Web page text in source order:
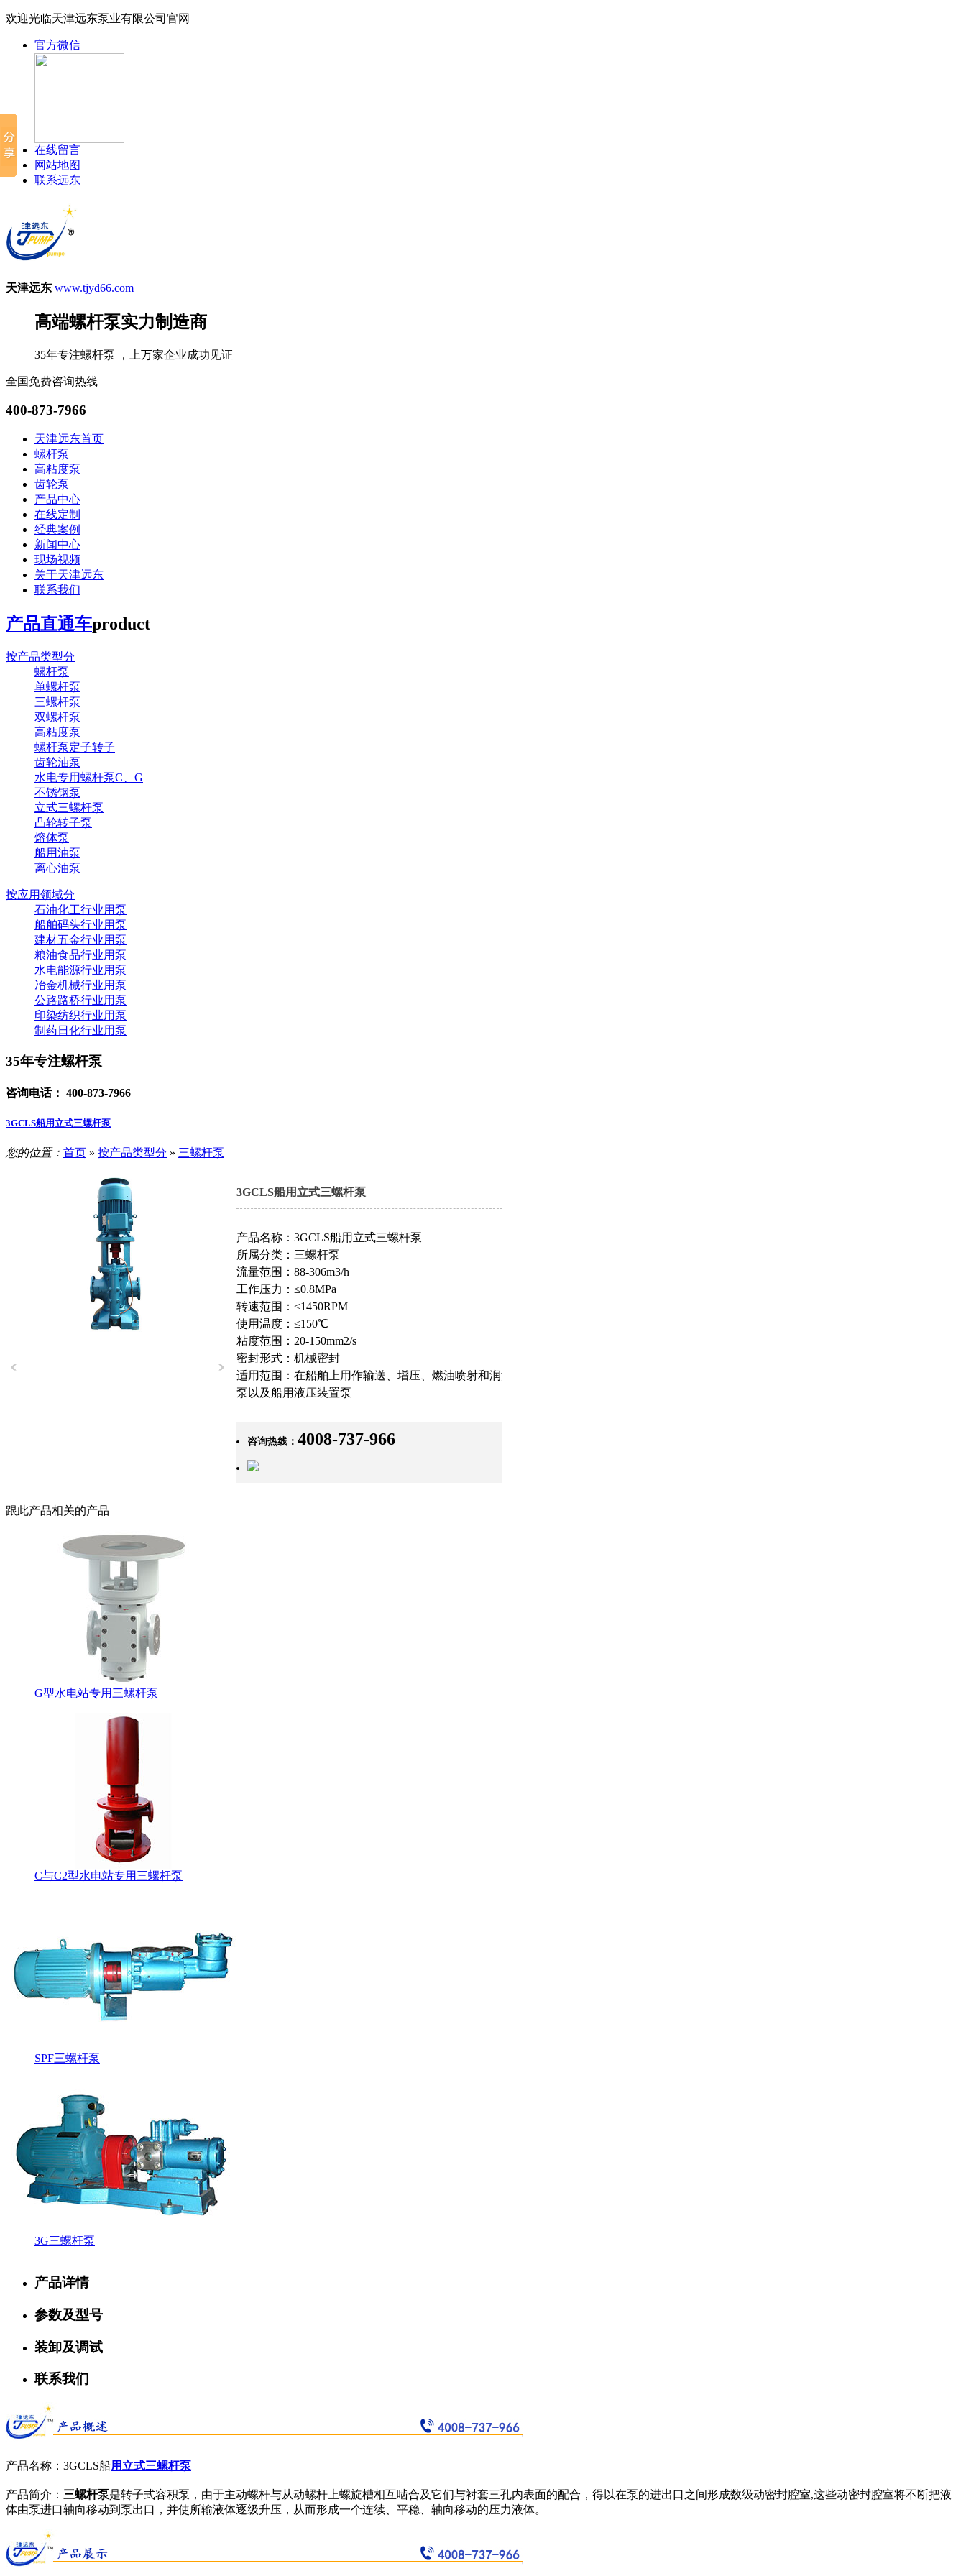
欢迎光临天津远东泵业有限公司官网
官方微信
在线留言
网站地图
联系远东
天津远东 www.tjyd66.com
高端螺杆泵实力制造商
35年专注螺杆泵 ，上万家企业成功见证
全国免费咨询热线
400-873-7966
天津远东首页
螺杆泵
高粘度泵
齿轮泵
产品中心
在线定制
经典案例
新闻中心
现场视频
关于天津远东
联系我们
产品直通车product
按产品类型分
螺杆泵
单螺杆泵
三螺杆泵
双螺杆泵
高粘度泵
螺杆泵定子转子
齿轮油泵
水电专用螺杆泵C、G
不锈钢泵
立式三螺杆泵
凸轮转子泵
熔体泵
船用油泵
离心油泵
按应用领域分
石油化工行业用泵
船舶码头行业用泵
建材五金行业用泵
粮油食品行业用泵
水电能源行业用泵
冶金机械行业用泵
公路路桥行业用泵
印染纺织行业用泵
制药日化行业用泵
35年专注螺杆泵
咨询电话： 400-873-7966
3GCLS船用立式三螺杆泵
您的位置： 首页 » 按产品类型分 » 三螺杆泵
3GCLS船用立式三螺杆泵
产品名称：3GCLS船用立式三螺杆泵
所属分类：三螺杆泵
流量范围：88-306m3/h
工作压力：≤0.8MPa
转速范围：≤1450RPM
使用温度：≤150℃
粘度范围：20-150mm2/s
密封形式：机械密封
适用范围：在船舶上用作输送、增压、燃油喷射和润滑油
泵以及船用液压装置泵
咨询热线： 4008-737-966
跟此产品相关的产品
G型水电站专用三螺杆泵
C与C2型水电站专用三螺杆泵
SPF三螺杆泵
3G三螺杆泵
产品详情
参数及型号
装卸及调试
联系我们
产品名称：3GCLS船用立式三螺杆泵
产品简介： 三螺杆泵是转子式容积泵，由于主动螺杆与从动螺杆上螺旋槽相互啮合及它们与衬套三孔内表面的配合，得以在泵的进出口之间形成数级动密封腔室,这些动密封腔室将不断把液
体由泵进口轴向移动到泵出口，并使所输液体逐级升压，从而形成一个连续、平稳、轴向移动的压力液体。